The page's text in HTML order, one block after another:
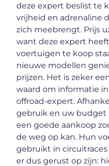
deze expert beslist te
vrijheid en adrenaline
zich meebrengt. Prijs
want deze expert
voertuigen te koop
nieuwe modellen
prijzen. Het is zeker
waard om informatie
offroad-expert.
gebruik en uw budget
een goede aankoop
de weg op kan. Hun
gebruikt in circuitraces
er dus gerust op zijn: